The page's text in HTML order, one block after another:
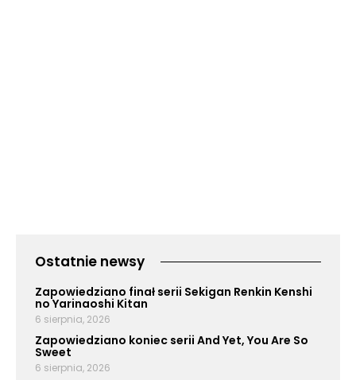
Ostatnie newsy
Zapowiedziano finał serii Sekigan Renkin Kenshi
no Yarinaoshi Kitan
6 sierpnia, 2026
Zapowiedziano koniec serii And Yet, You Are So
Sweet
6 sierpnia, 2026